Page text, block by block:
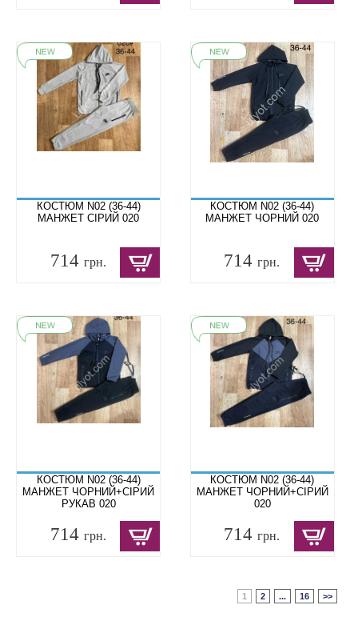
КОСТЮМ N02 (36-44)
МАНЖЕТ СІРИЙ 020
714 грн.
КОСТЮМ N02 (36-44)
МАНЖЕТ ЧОРНИЙ 020
714грн.
КОСТЮМ N02 (36-44)
МАНЖЕТ ЧОРНИЙ+СІРИЙ
РУКАВ 020
714 грн.
КОСТЮМ N02 (36-44)
МАНЖЕТ ЧОРНИЙ+СІРИЙ
020
714грн.
1 2 ... 16 >>